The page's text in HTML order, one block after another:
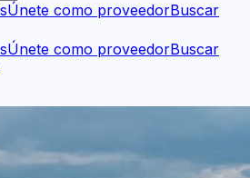
Únete como proveedorBuscar
Únete como proveedorBuscar